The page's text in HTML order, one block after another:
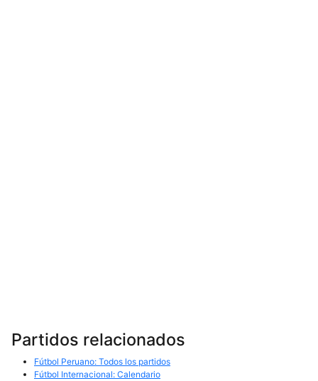
Partidos relacionados
Fútbol Peruano: Todos los partidos
Fútbol Internacional: Calendario